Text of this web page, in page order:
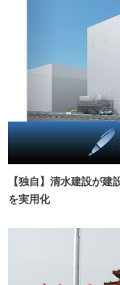
【独自】清水建設が
を実用化